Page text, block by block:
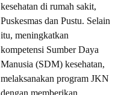
kesehatan di rumah sakit,
Puskesmas dan Pustu. Selain
itu, meningkatkan
kompetensi Sumber Daya
Manusia (SDM) kesehatan,
melaksanakan program JKN
dengan memberikan